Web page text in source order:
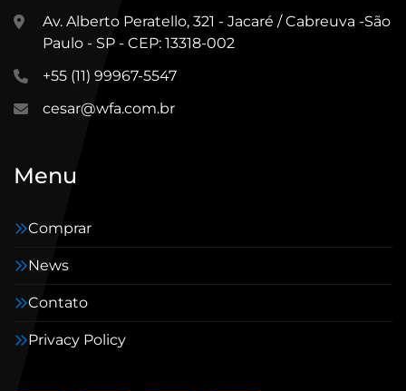
Av. Alberto Peratello, 321 - Jacaré / Cabreuva -São
Paulo - SP - CEP: 13318-002
+55 (11) 99967-5547
cesar@wfa.com.br
Menu
Comprar
News
Contato
Privacy Policy